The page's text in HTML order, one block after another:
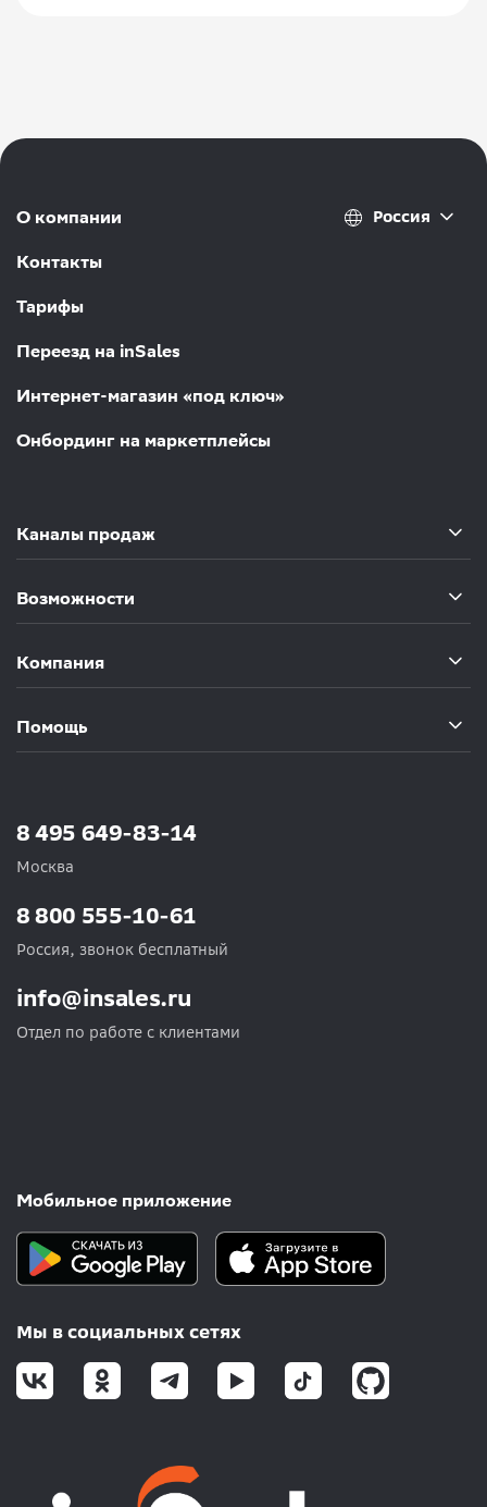
О компании
Контакты
Тарифы
Переезд на inSales
Интернет-магазин «под ключ»
Онбординг на маркетплейсы
Россия
Каналы продаж
Возможности
Компания
Помощь
8 495 649-83-14
Москва
info@insales.ru
Отдел по работе с клиентами
8 800 555-10-61
Россия, звонок бесплатный
Мобильное приложение
Мы в социальных сетях